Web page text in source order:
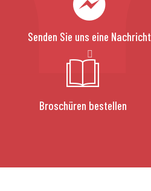
Senden Sie uns eine Nachricht
Broschüren bestellen